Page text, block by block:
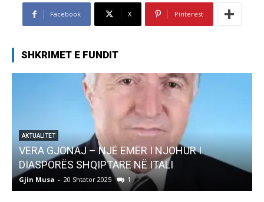
Facebook X Pinterest
SHKRIMET E FUNDIT
AKTUALITET
Pregaditi Gjin Musa-Rome- Shtator 2025
Gjin Musa - 8 Shtator 2025 0